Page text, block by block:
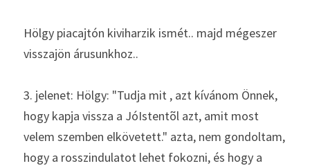
Hölgy piacajtón kiviharzik ismét.. majd mégeszer
visszajön árusunkhoz..
3. jelenet: Hölgy: "Tudja mit , azt kívánom Önnek,
hogy kapja vissza a JóIstentõl azt, amit most
velem szemben elkövetett." azta, nem gondoltam,
hogy a rosszindulatot lehet fokozni, és hogy a